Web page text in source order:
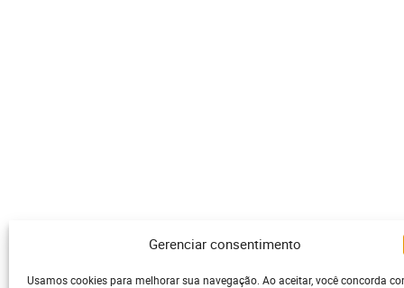
Gerenciar consentimento
Usamos cookies para melhorar sua navegação. Ao aceitar, você concorda